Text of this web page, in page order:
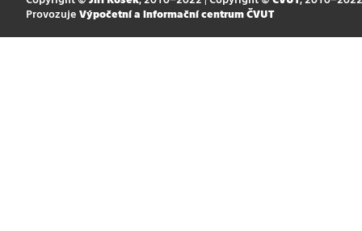
Provozuje Výpočetní a informační centrum ČVUT